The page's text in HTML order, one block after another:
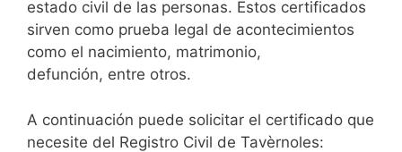
estado civil de las personas. Estos certificados
sirven como prueba legal de acontecimientos
como el nacimiento, matrimonio,
defunción, entre otros.
A continuación puede solicitar el certificado que
necesite del Registro Civil de Tavèrnoles: